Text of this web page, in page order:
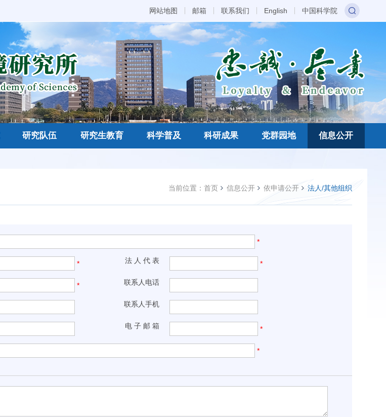
网站地图 邮箱 联系我们 English 中国科学院
研究队伍 研究生教育 科学普及 科研成果 党群园地 信息公开
当前位置： 首页 信息公开 依申请公开 法人/其他组织
*
* 法 人 代 表 *
* 联系人电话
联系人手机
电 子 邮 箱 *
*